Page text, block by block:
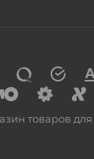
товаров